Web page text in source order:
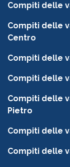
Compiti delle
Compiti delle
Centro
Compiti delle
Compiti delle
Compiti delle
Pietro
Compiti delle
Compiti delle